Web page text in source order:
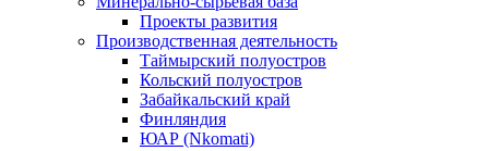
Проекты развития
Производственная деятельность
Таймырский полуостров
Кольский полуостров
Забайкальский край
Финляндия
ЮАР (Nkomati)